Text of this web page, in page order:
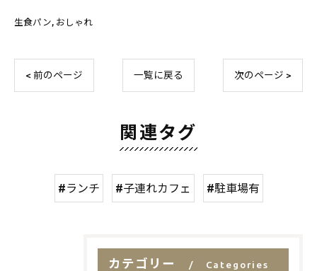
生食パン おしゃれ
< 前のページ 一覧に戻る 次のページ >
関連タグ
#ランチ #子連れカフェ #駐車場有
カテゴリー Categories